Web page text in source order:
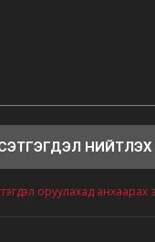
оруулахад анхаарах